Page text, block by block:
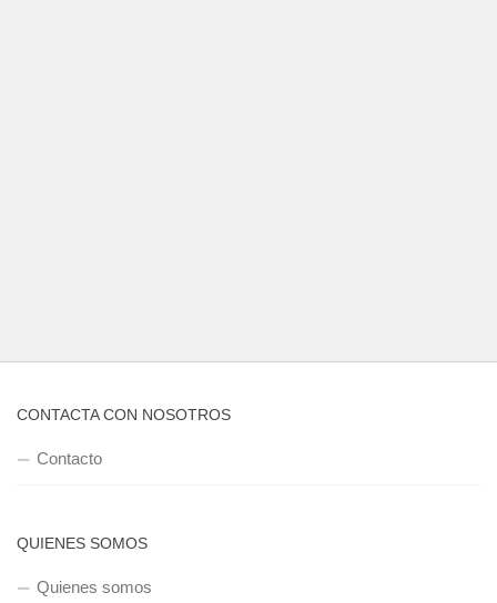
CONTACTA CON NOSOTROS
Contacto
QUIENES SOMOS
Quienes somos